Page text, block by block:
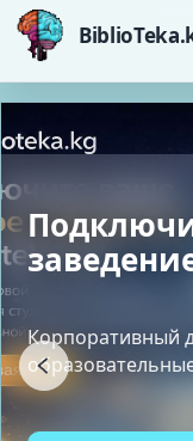
Твои
24/7/365
Открывай
планшета или
удобно.